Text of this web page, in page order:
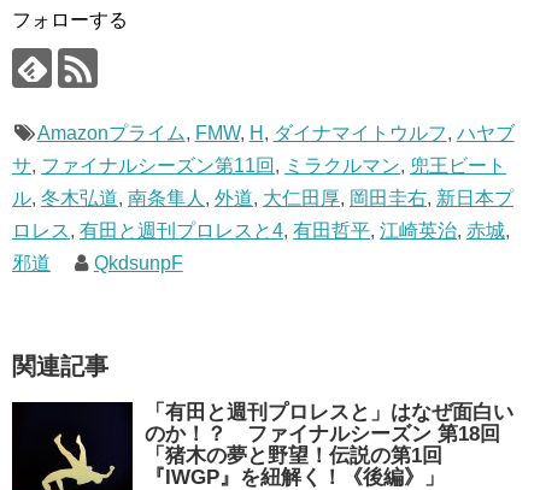
フォローする
Amazonプライム, FMW, H , ダイナマイトウルフ, ハヤブ
サ, ファイナルシーズン第11回 , ミラクルマン, 兜王ビート
ル, 冬木弘道, 南条隼人 , 外道, 大仁田厚, 岡田圭右, 新日本プ
ロレス, 有田と週刊プロレスと4, 有田哲平, 江崎英治, 赤城,
邪道
QkdsunpF
関連記事
「有田と週刊プロレスと」はなぜ面白い
のか！？ ファイナルシーズン 第18回
「猪木の夢と野望！伝説の第1回
『IWGP』を紐解く！《後編》」